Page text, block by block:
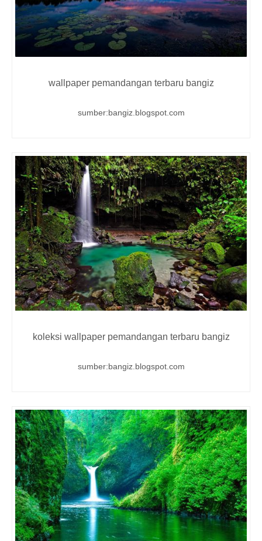
wallpaper pemandangan terbaru bangiz
sumber:bangiz.blogspot.com
koleksi wallpaper pemandangan terbaru bangiz
sumber:bangiz.blogspot.com